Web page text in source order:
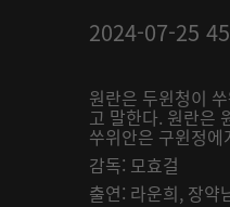
2024-07-25
원란은 두윈청이
고 말한다. 원란은
쑤위안은 구윈정
감독: 모효걸
출연: 라운희, 장약